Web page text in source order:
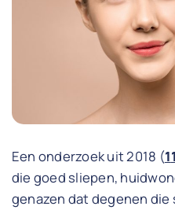
Een onderzoek uit 2018 (11
die goed sliepen,
genazen dat degenen die